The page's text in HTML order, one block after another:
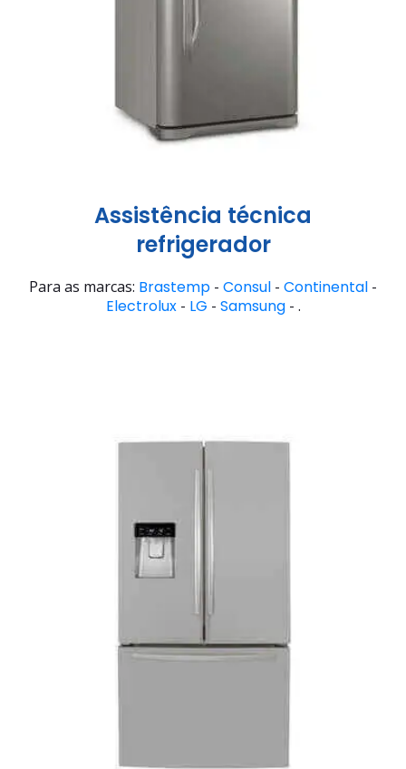
Assistência técnica
refrigerador
Para as marcas: Brastemp - Consul - Continental -
Electrolux- LG - Samsung- .